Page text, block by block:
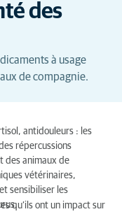
des
à usage
de compagnie.
antidouleurs : les
répercussions
des animaux de
vétérinaires,
sensibiliser les
qu’ils ont un impact sur